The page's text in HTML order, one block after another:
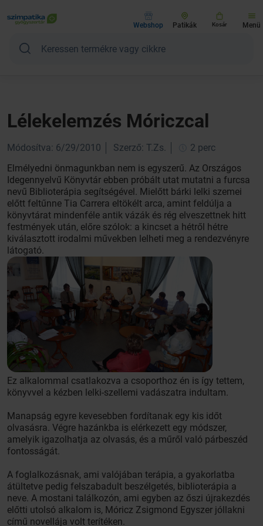
Webshop Patikák Kosár Menü
Lélekelemzés Móriczcal
Módosítva: 6/29/2010 Szerző: T.Zs.
2 perc
Elmélyedni önmagunkban nem is egyszerű. Az Országos
Idegennyelvű Könyvtár ebben próbált utat mutatni a furcsa
nevű Biblioterápia segítségével. Mielőtt bárki lelki szemei
előtt feltűnne Tia Carrera eltökélt arca, amint feldúlja a
könyvtárat mindenféle antik vázák és rég elveszettnek hitt
festmények után, előre szólok: a kincset a hétről hétre
kiválasztott irodalmi művekben lelheti meg a rendezvényre
látogató.
Ez alkalommal csatlakozva a csoporthoz én is így tettem,
könyvvel a kézben lelki-szellemi vadászatra indultam.
Manapság egyre kevesebben fordítanak egy kis időt
olvasásra. Végre hazánkba is elérkezett egy módszer,
amelyik igazolhatja az olvasás, és a műről való párbeszéd
fontosságát.
A foglalkozásnak, ami valójában terápia, a gyakorlatba
átültetve pedig felszabadult beszélgetés, biblioterápia a
neve. A mostani találkozón, ami egyben az őszi újrakezdés
előtti utolsó alkalom is, Móricz Zsigmond Egyszer jóllakni
című novellája volt terítéken.